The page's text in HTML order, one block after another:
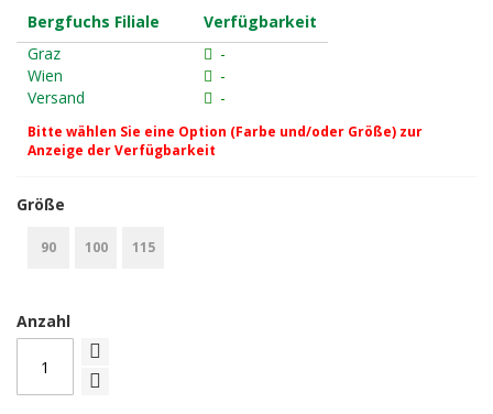
Bergfuchs Filiale
Verfügbarkeit
Graz
-
Wien
-
Versand
-
Bitte wählen Sie eine Option (Farbe und/oder Größe) zur
Anzeige der Verfügbarkeit
Größe
90 100 115
Anzahl